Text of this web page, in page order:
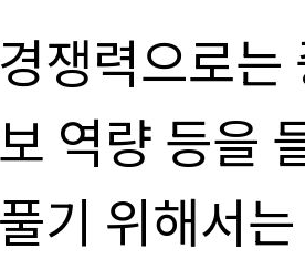
쟁력으로
역량 등을
기 위해서